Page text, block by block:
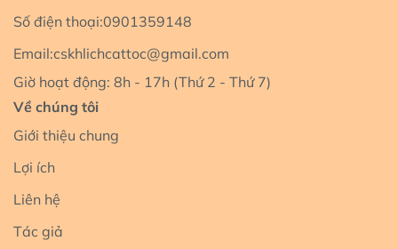
Số điện thoại:0901359148
Email:cskhlichcattoc@gmail.com
Giờ hoạt động: 8h - 17h (Thứ 2 - Thứ 7)
Về chúng tôi
Giới thiệu chung
Lợi ích
Liên hệ
Tác giả